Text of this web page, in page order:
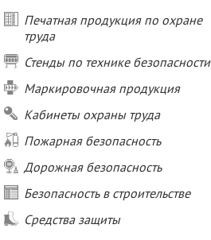
Печатная продукция по охране
труда
Стенды по технике безопасности
Маркировочная продукция
Кабинеты охраны труда
Пожарная безопасность
Дорожная безопасность
Безопасность в строительстве
Средства защиты